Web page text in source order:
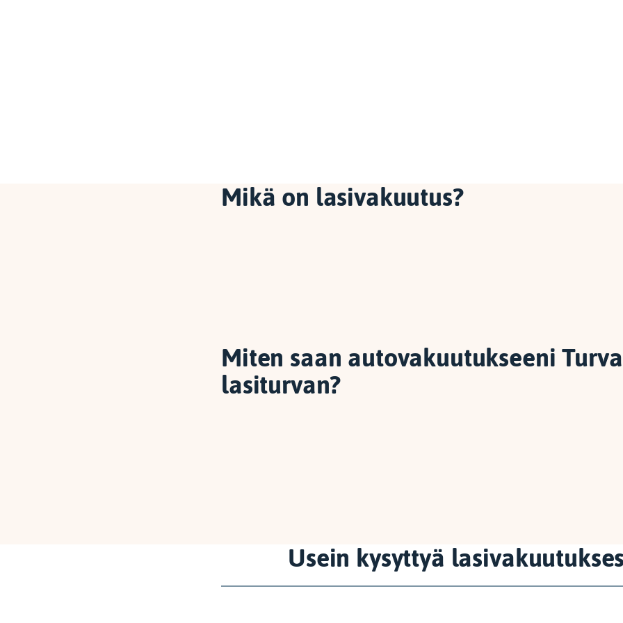
Mikä on lasivakuutus?
Miten saan autovakuutukseeni
lasiturvan?
Usein kysyttyä